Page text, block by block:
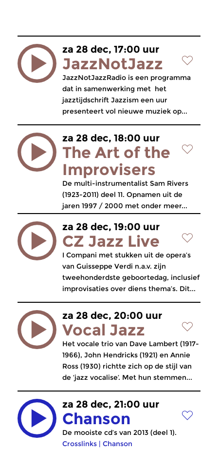
za 28 dec, 17:00 uur
JazzNotJazz
JazzNotJazzRadio is een programma
dat in samenwerking met het
jazztijdschrift Jazzism een uur
presenteert vol nieuwe muziek op...
za 28 dec, 18:00 uur
The Art of the
Improvisers
De multi-instrumentalist Sam Rivers
(1923-2011) deel 11. Opnamen uit de
jaren 1997 / 2000 met onder meer...
za 28 dec, 19:00 uur
CZ Jazz Live
I Compani met stukken uit de opera’s
van Guisseppe Verdi n.a.v. zijn
tweehonderdste geboortedag, inclusief
improvisaties over diens thema’s. Dit...
za 28 dec, 20:00 uur
Vocal Jazz
Het vocale trio van Dave Lambert (1917-
1966), John Hendricks (1921) en Annie
Ross (1930) richtte zich op de stijl van
de ‘jazz vocalise’. Met hun stemmen...
za 28 dec, 21:00 uur
Chanson
De mooiste cd’s van 2013 (deel 1).
Crosslinks | Chanson